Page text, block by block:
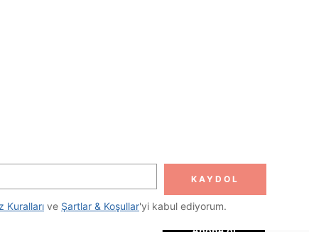
KAYDOL
Kuralları ve Şartlar & Koşullar'yi kabul ediyorum.